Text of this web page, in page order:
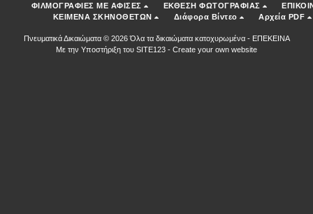
ΦΙΛΜΟΓΡΑΦΙΕΣ ΜΕ ΑΦΙΣΕΣ
ΕΚΘΕΣΗ ΦΩΤΟΓΡΑΦΙΑΣ
ΚΕΙΜΕΝΑ ΣΚΗΝΟΘΕΤΩΝ
Διάφορα Βίντεο Αρχεία PDF
Πνευματικά Δικαιώματα © 2026 Όλα τα δικαιώματα κατοχυρωμένα - ΕΠΕΚΕΙΝΑ
Με την Υποστήριξη του SITE123 - Create your own website